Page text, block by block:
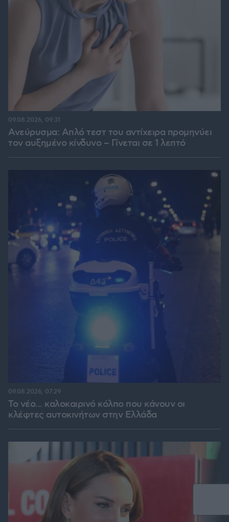
Ανεύρυσμα: Απλό τεστ του αντίχειρα προμηνύει
τον αυξημένο κίνδυνο – Γίνεται σε 1 λεπτό
09.08.2026, 09:31
Το νέο... καλοκαιρινό κόλπο που κάνουν οι
κλέφτες αυτοκινήτων στην Ελλάδα
09.08.2026, 07:29